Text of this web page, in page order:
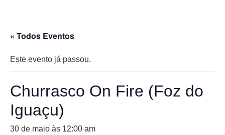
« Todos Eventos
Este evento já passou.
Churrasco On Fire (Foz do
Iguaçu)
30 de maio às 12:00 am